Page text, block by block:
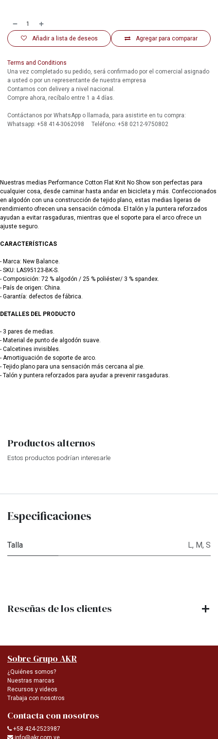
Agregar para comparar
Añadir a lista de deseos
Terms and Conditions
Una vez completado su pedido, será confirmado por el comercial asignado
a usted o por un representante de nuestra empresa
Contamos con delivery a nivel nacional.
Compre ahora, recíbalo entre 1 a 4 días.
Contáctanos por WhatsApp o llamada, para asistirte en tu compra:
Whatsapp: +58 414-3062098 Teléfono: +58 0212-9750802
Nuestras medias Performance Cotton Flat Knit No Show son perfectas para
cualquier cosa, desde caminar hasta andar en bicicleta y más. Confeccionados
en algodón con una construcción de tejido plano, estas medias ligeras de
rendimiento ofrecen una sensación cómoda. El talón y la puntera reforzados
ayudan a evitar rasgaduras, mientras que el soporte para el arco ofrece un
ajuste seguro.
​CARACTERÍSTICAS
​- Marca: New Balance.
- SKU: LAS95123-BK-S.
- Composición: 72 % algodón / 25 % poliéster/ 3 % spandex.
- País de origen: China.
- Garantía: defectos de fábrica.
​DETALLES DEL PRODUCTO
​- 3 pares de medias.
- Material de punto de algodón suave.
- Calcetines invisibles.
- Amortiguación de soporte de arco.
- Tejido plano para una sensación más cercana al pie.
- Talón y puntera reforzados para ayudar a prevenir rasgaduras.
Productos alternos
Estos productos podrían interesarle
Especificaciones
Talla L, M, S
Reseñas de los clientes
Sobre Grupo AKR
¿Quiénes somos?
Nuestras marcas
Recursos y videos
Trabaja con nosotros
Contacta con nosotros
+58 424-2523987
info@akr.com.ve